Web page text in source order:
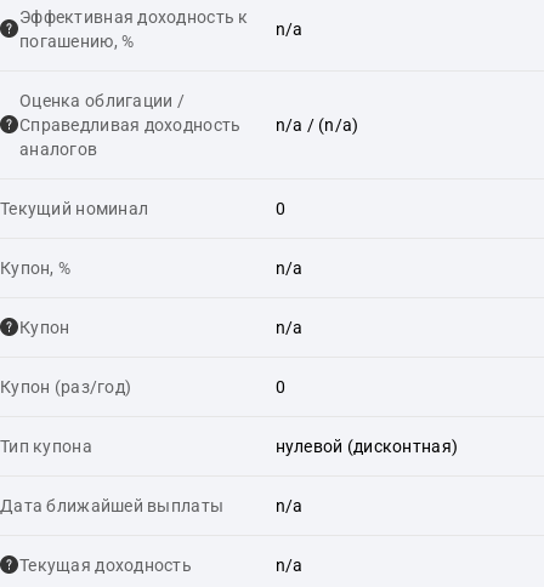
Эффективная доходность к
погашению, %
n/a
Оценка облигации /
Справедливая доходность
аналогов
n/a / (n/a)
Текущий номинал 0
Купон, % n/a
Купон n/a
Купон (раз/год) 0
Тип купона нулевой (дисконтная)
Дата ближайшей выплаты n/a
Текущая доходность n/a